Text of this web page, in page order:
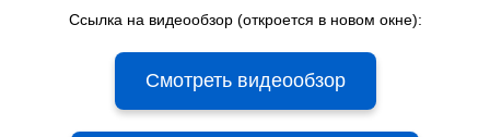
Ссылка на видеообзор (откроется в новом окне):
Смотреть видеообзор